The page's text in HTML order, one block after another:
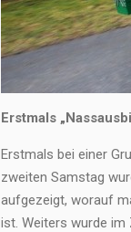
Erstmals
Erstmals bei einer
zweiten Samstag
aufgezeigt, worauf
ist. Weiters wurde im